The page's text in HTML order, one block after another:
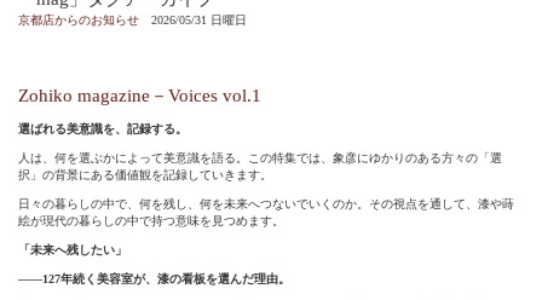
京都店からのお知らせ 2026/05/31 日曜日
Zohiko magazine－Voices vol.1
選ばれる美意識を、記録する。
人は、何を選ぶかによって美意識を語る。この特集では、象彦にゆかりのある方々の「選
択」の背景にある価値観を記録していきます。
日々の暮らしの中で、何を残し、何を未来へつないでいくのか。その視点を通して、漆や蒔
絵が現代の暮らしの中で持つ意味を見つめます。
「未来へ残したい」
——127年続く美容室が、漆の看板を選んだ理由。